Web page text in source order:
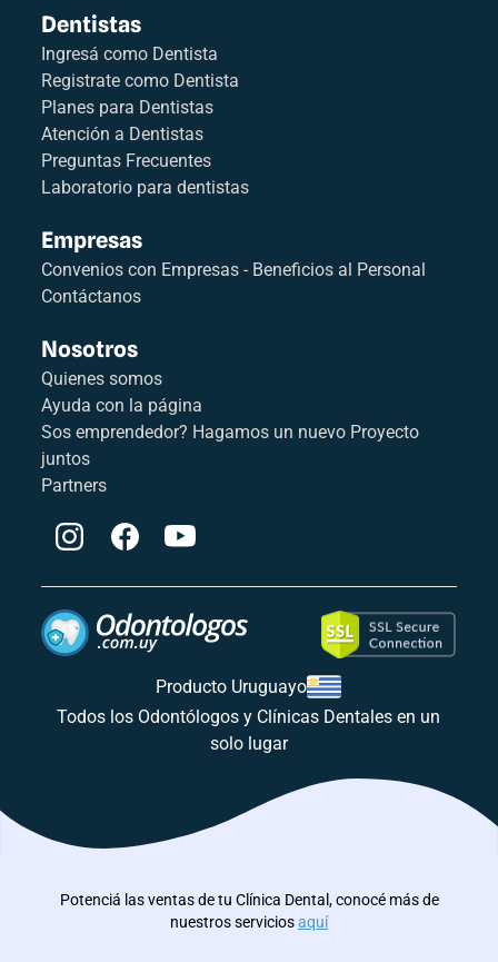
Dentistas
Ingresá como Dentista
Registrate como Dentista
Planes para Dentistas
Atención a Dentistas
Preguntas Frecuentes
Laboratorio para dentistas
Empresas
Convenios con Empresas - Beneficios al Personal
Contáctanos
Nosotros
Quienes somos
Ayuda con la página
Sos emprendedor? Hagamos un nuevo Proyecto
juntos
Partners
Producto Uruguayo
Todos los Odontólogos y Clínicas Dentales en un
solo lugar
Potenciá las ventas de tu Clínica Dental, conocé más de
nuestros serviciosaquí